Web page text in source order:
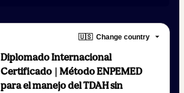
🇺🇸 Change country
Diplomado Internacional
Certificado | Método ENPEMED
para el manejo del TDAH sin